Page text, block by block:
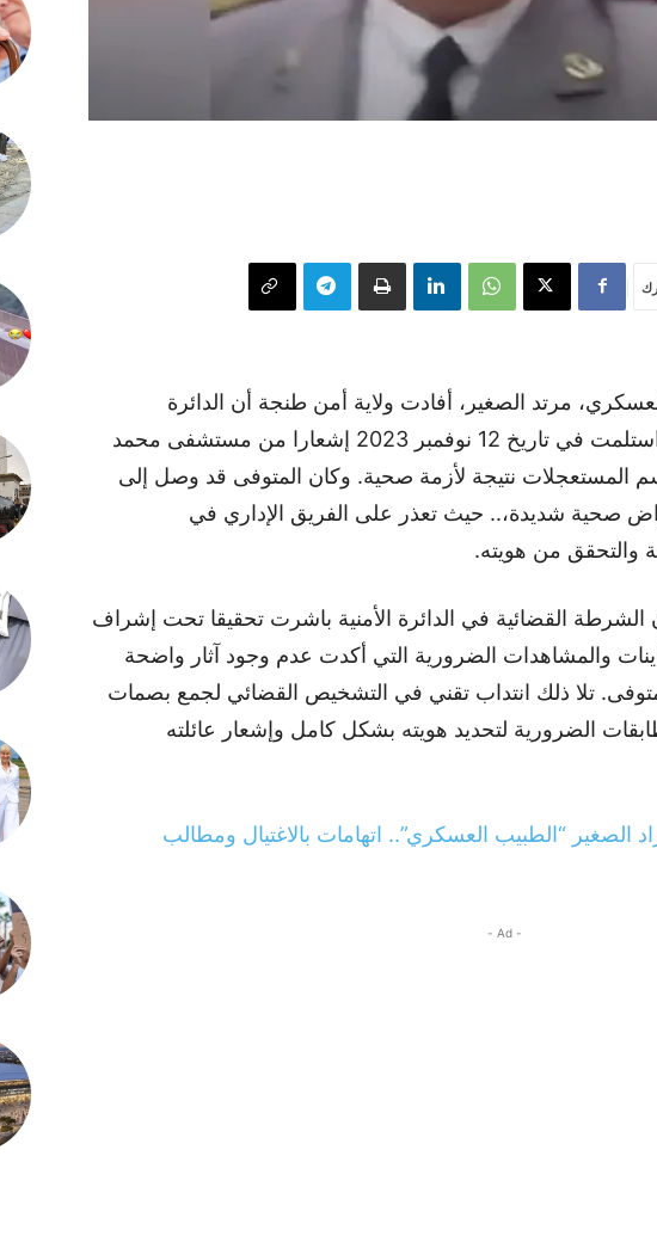
مرتد الصغير، أفادت ولاية أمن طنجة أن الدائرة
الخامسة للشرطة في المدينة استلمت في تاريخ 12 نوفمبر 2023 إشعارا من مستشفى محمد
نتيجة لأزمة صحية. وكان المتوفى قد وصل إلى
صحية شديدة،.. حيث تعذر على الفريق الإداري في
والتحقق من هويته.
الشرطة القضائية في الدائرة الأمنية باشرت تحقيقا تحت إشراف
والمشاهدات الضرورية التي أكدت عدم وجود آثار واضحة
تلا ذلك انتداب تقني في التشخيص القضائي لجمع بصمات
الضرورية لتحديد هويته بشكل كامل وإشعار عائلته
الصغير “الطبيب العسكري”.. اتهامات بالاغتيال ومطالب
- Ad -